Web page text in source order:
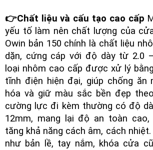
👉Chất liệu và cấu tạo cao cấp
yếu tố làm nên chất lượng của
Owin bản 150 chính là chất liệu
dặn, cứng cáp với độ dày từ 2.0
loại nhôm cao cấp được xử lý
tĩnh điện hiện đại, giúp chống ăn
hóa và giữ màu sắc bền đẹp
cường lực đi kèm thường có độ
12mm, mang lại độ an toàn
tăng khả năng cách âm, cách
như bản lề, tay nắm, khóa cửa